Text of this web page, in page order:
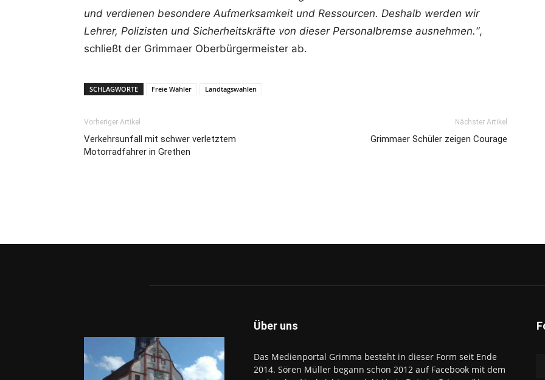
und verdienen besondere Aufmerksamkeit und Ressourcen. Deshalb werden wir
Lehrer, Polizisten und Sicherheitskräfte von dieser Personalbremse ausnehmen.“,
schließt der Grimmaer Oberbürgermeister ab.
SCHLAGWORTE Freie Wähler Landtagswahlen
Vorheriger Artikel
Verkehrsunfall mit schwer verletztem
Motorradfahrer in Grethen
Nächster Artikel
Grimmaer Schüler zeigen Courage
Über uns
Das Medienportal Grimma besteht in dieser Form seit Ende
2014. Sören Müller begann schon 2012 auf Facebook mit dem